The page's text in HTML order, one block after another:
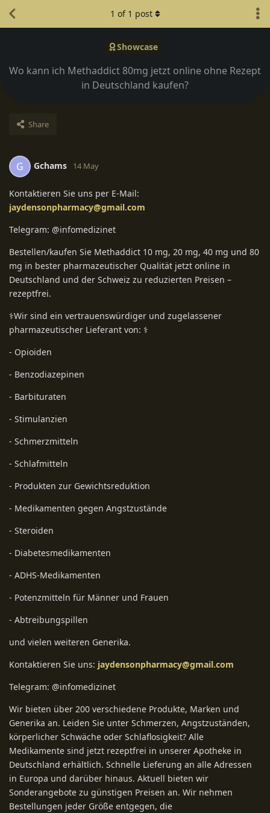
Showcase
Wo kann ich Methaddict 80mg jetzt online ohne Rezept
in Deutschland kaufen?
Share
1 of 1 post
G Gchams 14 May
Kontaktieren Sie uns per E-Mail:
jaydensonpharmacy@gmail.com
Telegram: @infomedizinet
Bestellen/kaufen Sie Methaddict 10 mg, 20 mg, 40 mg und 80
mg in bester pharmazeutischer Qualität jetzt online in
Deutschland und der Schweiz zu reduzierten Preisen –
rezeptfrei.
⚕️Wir sind ein vertrauenswürdiger und zugelassener
pharmazeutischer Lieferant von: ⚕️
- Opioiden
- Benzodiazepinen
- Barbituraten
- Stimulanzien
- Schmerzmitteln
- Schlafmitteln
- Produkten zur Gewichtsreduktion
- Medikamenten gegen Angstzustände
- Steroiden
- Diabetesmedikamenten
- ADHS-Medikamenten
- Potenzmitteln für Männer und Frauen
- Abtreibungspillen
und vielen weiteren Generika.
Kontaktieren Sie uns: jaydensonpharmacy@gmail.com
Telegram: @infomedizinet
Wir bieten über 200 verschiedene Produkte, Marken und
Generika an. Leiden Sie unter Schmerzen, Angstzuständen,
körperlicher Schwäche oder Schlaflosigkeit? Alle
Medikamente sind jetzt rezeptfrei in unserer Apotheke in
Deutschland erhältlich. Schnelle Lieferung an alle Adressen
in Europa und darüber hinaus. Aktuell bieten wir
Sonderangebote zu günstigen Preisen an. Wir nehmen
Bestellungen jeder Größe entgegen, die